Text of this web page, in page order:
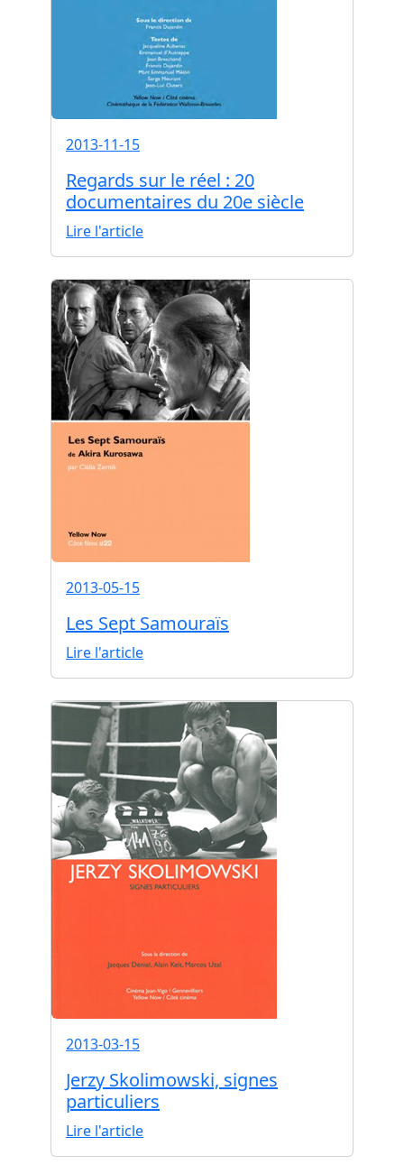
2013-11-15
Regards sur le réel : 20
documentaires du 20e siècle
Lire l'article
2013-05-15
Les Sept Samouraïs
Lire l'article
2013-03-15
Jerzy Skolimowski, signes
particuliers
Lire l'article